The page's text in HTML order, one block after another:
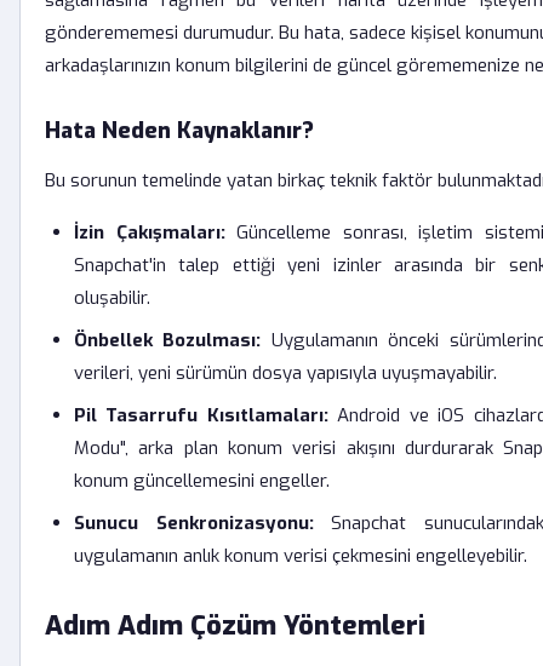
gönderememesi durumudur. Bu hata, sadece kişisel
arkadaşlarınızın konum bilgilerini de güncel görememenize
Hata Neden Kaynaklanır?
Bu sorunun temelinde yatan birkaç teknik faktör
İzin Çakışmaları:Güncelleme sonrası, işletim
Snapchat'in talep ettiği yeni izinler arasında bir
oluşabilir.
Önbellek Bozulması: Uygulamanın önceki
verileri, yeni sürümün dosya yapısıyla uyuşmayabilir.
Pil Tasarrufu Kısıtlamaları:Android ve iOS
Modu", arka plan konum verisi akışını durdurarak
konum güncellemesini engeller.
Sunucu Senkronizasyonu:Snapchat
uygulamanın anlık konum verisi çekmesini engelleyebilir.
Adım Adım Çözüm Yöntemleri